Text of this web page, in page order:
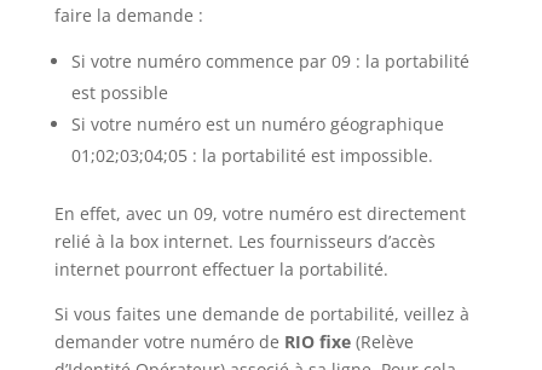
faire la demande :
Si votre numéro commence par 09 : la portabilité
est possible
Si votre numéro est un numéro géographique
01;02;03;04;05 : la portabilité est impossible.
En effet, avec un 09, votre numéro est directement
relié à la box internet. Les fournisseurs d’accès
internet pourront effectuer la portabilité.
Si vous faites une demande de portabilité, veillez à
demander votre numéro de RIO fixe(Relève